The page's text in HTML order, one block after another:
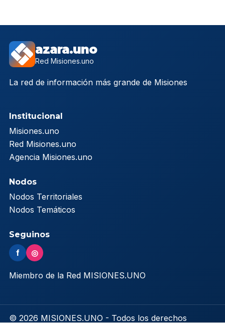
azara.uno
Red Misiones.uno
La red de información más grande de Misiones
Institucional
Misiones.uno
Red Misiones.uno
Agencia Misiones.uno
Nodos
Nodos Territoriales
Nodos Temáticos
Seguinos
f ◎
Miembro de la Red MISIONES.UNO
© 2026 MISIONES.UNO - Todos los derechos